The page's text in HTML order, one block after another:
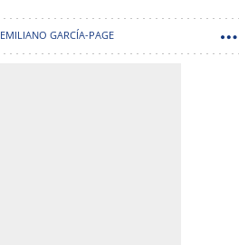
EMILIANO GARCÍA-PAGE